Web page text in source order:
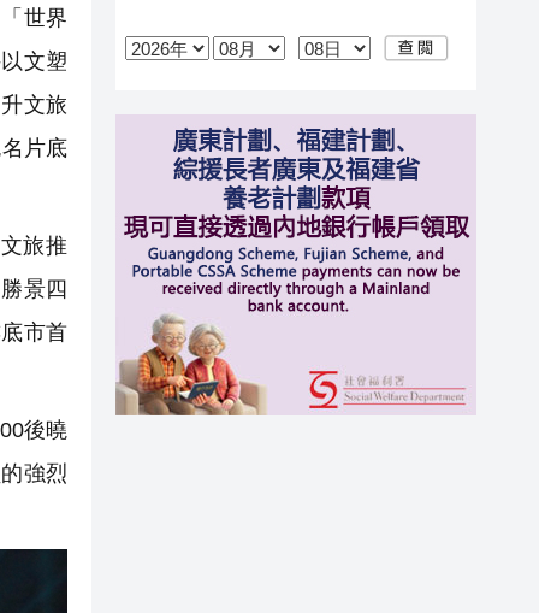
世界
文塑
文旅
片底
旅推
景四
市首
後曉
強烈